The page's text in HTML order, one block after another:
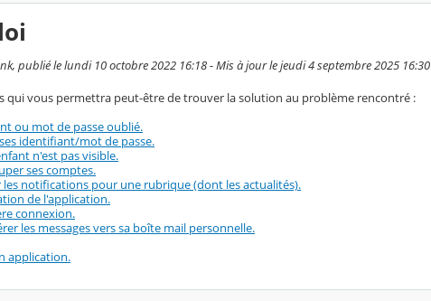
publié le lundi 10 octobre 2022 16:18 - Mis à jour le jeudi 4 septembre 2025 16:30
qui vous permettra peut-être de trouver la solution au problème rencontré :
ou mot de passe oublié.
identifiant/mot de passe.
n'est pas visible.
ses comptes.
les notifications pour une rubrique (dont les actualités).
de l'application.
connexion.
les messages vers sa boîte mail personnelle.
application.